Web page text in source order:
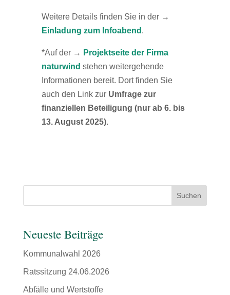
Weitere Details finden Sie in der →
Einladung zum Infoabend .
*Auf der → Projektseite der Firma
naturwind stehen weitergehende
Informationen bereit. Dort finden Sie
auch den Link zur Umfrage zur
finanziellen Beteiligung (nur ab 6. bis
13. August 2025).
Suchen
Neueste Beiträge
Kommunalwahl 2026
Ratssitzung 24.06.2026
Abfälle und Wertstoffe